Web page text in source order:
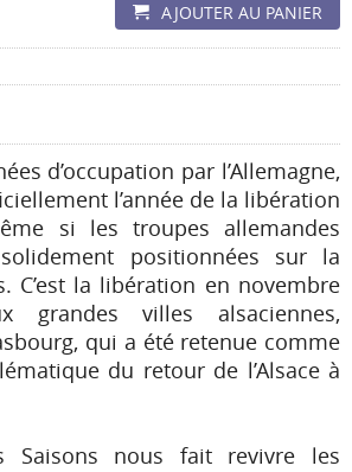
AJOUTER AU PANIER
d’occupation par l’Allemagne,
l’année de la libération
si les troupes allemandes
positionnées sur la
C’est la libération en novembre
grandes villes alsaciennes,
qui a été retenue comme
du retour de l’Alsace à
Saisons nous fait revivre les